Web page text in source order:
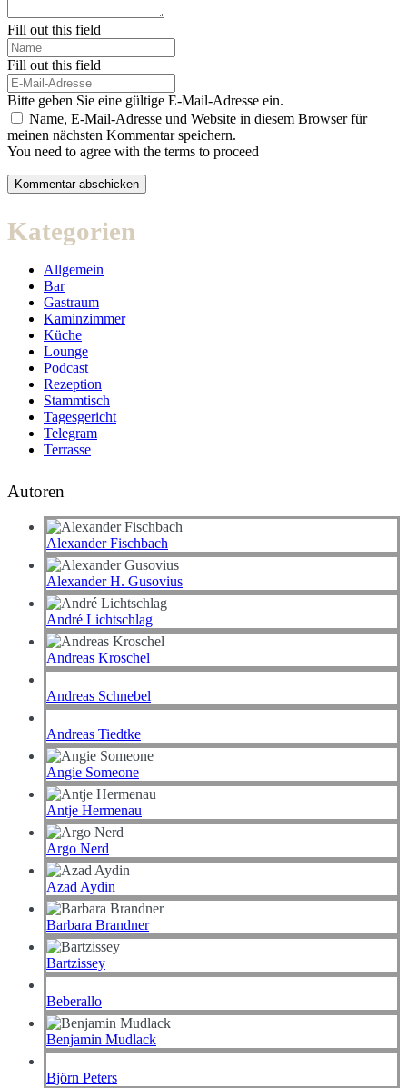
Fill out this field
Fill out this field
Bitte geben Sie eine gültige E-Mail-Adresse ein.
Name, E-Mail-Adresse und Website in diesem Browser für
meinen nächsten Kommentar speichern.
You need to agree with the terms to proceed
Kommentar abschicken
Kategorien
Allgemein
Bar
Gastraum
Kaminzimmer
Küche
Lounge
Podcast
Rezeption
Stammtisch
Tagesgericht
Telegram
Terrasse
Autoren
Alexander Fischbach
Alexander H. Gusovius
André Lichtschlag
Andreas Kroschel
Andreas Schnebel
Andreas Tiedtke
Angie Someone
Antje Hermenau
Argo Nerd
Azad Aydin
Barbara Brandner
Bartzissey
Beberallo
Benjamin Mudlack
Björn Peters